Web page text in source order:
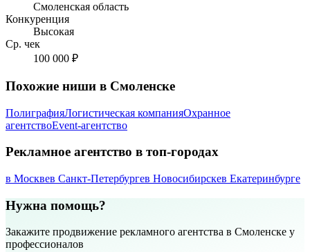
Смоленская область
Конкуренция
Высокая
Ср. чек
100 000 ₽
Похожие ниши в Смоленске
ПолиграфияЛогистическая компанияОхранное
агентствоEvent-агентство
Рекламное агентство в топ-городах
в Москвев Санкт-Петербургев Новосибирскев Екатеринбурге
Нужна помощь?
Закажите продвижение рекламного агентства в Смоленске у
профессионалов